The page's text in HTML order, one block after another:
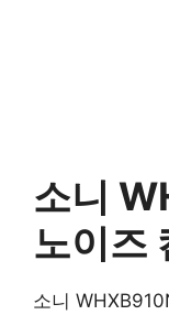
소니
노이즈
소니